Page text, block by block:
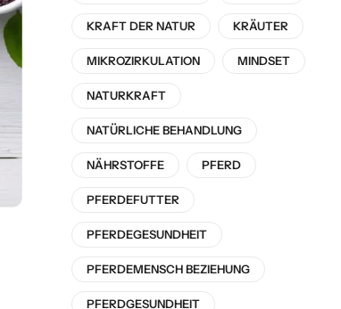
KRAFT DER NATUR KRÄUTER
MIKROZIRKULATION MINDSET
NATURKRAFT
NATÜRLICHE BEHANDLUNG
NÄHRSTOFFE PFERD
PFERDEFUTTER
PFERDEGESUNDHEIT
PFERDEMENSCH BEZIEHUNG
PFERDGESUNDHEIT